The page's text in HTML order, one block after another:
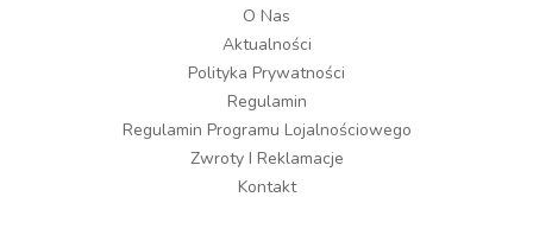
O Nas
Aktualności
Polityka Prywatności
Regulamin
Regulamin Programu Lojalnościowego
Zwroty I Reklamacje
Kontakt